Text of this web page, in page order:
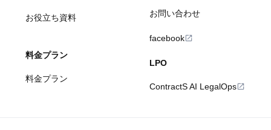
お役立ち資料
料金プラン
料金プラン
お問い合わせ
facebook
LPO
ContractS AI LegalOps